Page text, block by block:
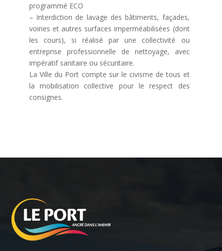
programmé ECO
– Interdiction de lavage des bâtiments, façades,
voiries et autres surfaces imperméabilisées (dont
les cours), si réalisé par une collectivité ou
entreprise professionnelle de nettoyage, avec
impératif sanitaire ou sécuritaire.
La Ville du Port compte sur le civisme de tous et
la mobilisation collective pour le respect des
consignes.